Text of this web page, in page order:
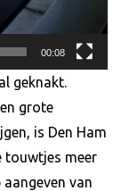
00:08
geknakt.
grote
is Den Ham
touwtjes meer
van